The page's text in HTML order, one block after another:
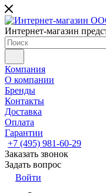
Интернет-магазин
Компания
О компании
Бренды
Контакты
Доставка
Оплата
Гарантии
+7 (495) 981-60-29
Заказать звонок
Задать вопрос
Войти